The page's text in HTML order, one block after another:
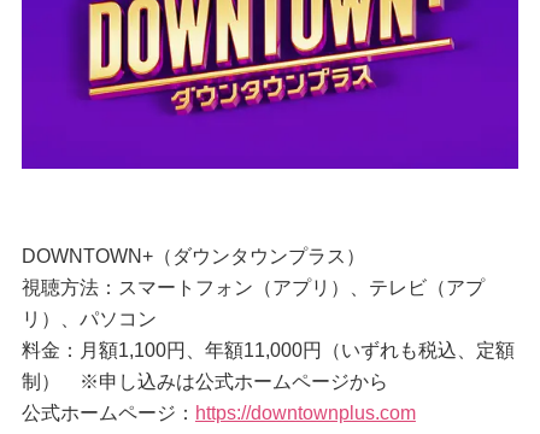
DOWNTOWN+（ダウンタウンプラス）
視聴方法：スマートフォン（アプリ）、テレビ（アプ
リ）、パソコン
料金：月額1,100円、年額11,000円（いずれも税込、定額
制） ※申し込みは公式ホームページから
公式ホームページ： https://downtownplus.com